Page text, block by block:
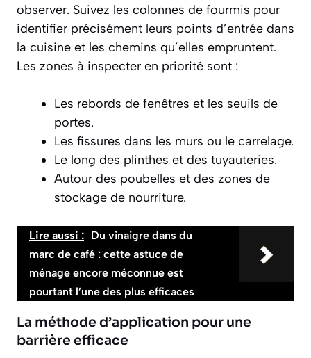
observer. Suivez les colonnes de fourmis pour
identifier précisément leurs points d’entrée dans
la cuisine et les chemins qu’elles empruntent.
Les zones à inspecter en priorité sont :
Les rebords de fenêtres et les seuils de
portes.
Les fissures dans les murs ou le carrelage.
Le long des plinthes et des tuyauteries.
Autour des poubelles et des zones de
stockage de nourriture.
Lire aussi : Du vinaigre dans du
marc de café : cette astuce de
ménage encore méconnue est
pourtant l’une des plus efficaces
La méthode d’application pour une
barrière efficace